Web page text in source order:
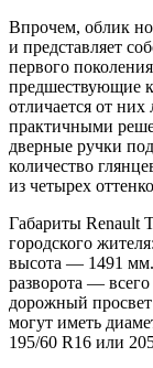
Впрочем, облик
и представляет
первого
предшествующие
отличается от
практичными
дверные ручки
количество
из четырех
Габариты Renault
городского
высота — 1491
разворота —
дорожный
могут иметь
195/60 R16 или